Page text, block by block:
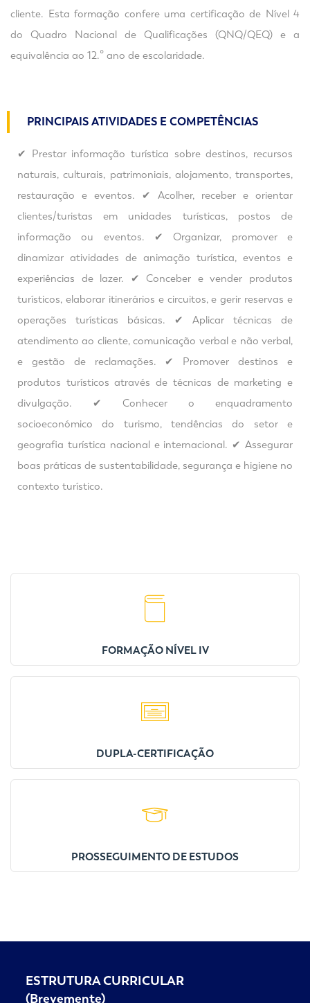
cliente. Esta formação confere uma certificação de Nível 4
do Quadro Nacional de Qualificações (QNQ/QEQ) e a
equivalência ao 12.º ano de escolaridade.
PRINCIPAIS ATIVIDADES E COMPETÊNCIAS
✔ Prestar informação turística sobre destinos, recursos
naturais, culturais, patrimoniais, alojamento, transportes,
restauração e eventos. ✔ Acolher, receber e orientar
clientes/turistas em unidades turísticas, postos de
informação ou eventos. ✔ Organizar, promover e
dinamizar atividades de animação turística, eventos e
experiências de lazer. ✔ Conceber e vender produtos
turísticos, elaborar itinerários e circuitos, e gerir reservas e
operações turísticas básicas. ✔ Aplicar técnicas de
atendimento ao cliente, comunicação verbal e não verbal,
e gestão de reclamações. ✔ Promover destinos e
produtos turísticos através de técnicas de marketing e
divulgação. ✔ Conhecer o enquadramento
socioeconómico do turismo, tendências do setor e
geografia turística nacional e internacional. ✔ Assegurar
boas práticas de sustentabilidade, segurança e higiene no
contexto turístico.
FORMAÇÃO NÍVEL IV
DUPLA-CERTIFICAÇÃO
PROSSEGUIMENTO DE ESTUDOS
ESTRUTURA CURRICULAR
(Brevemente)